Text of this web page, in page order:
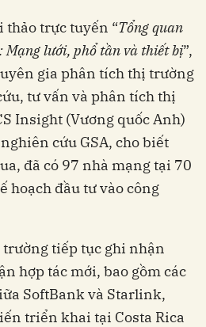
trực tuyến “Tổng quan
Mạng lưới, phổ tần và thiết bị”,
gia phân tích thị trường
tư vấn và phân tích thị
Insight (Vương quốc Anh)
cứu GSA, cho biết
đã có 97 nhà mạng tại 70
hoạch đầu tư vào công
tiếp tục ghi nhận
hợp tác mới, bao gồm các
SoftBank và Starlink,
triển khai tại Costa Rica